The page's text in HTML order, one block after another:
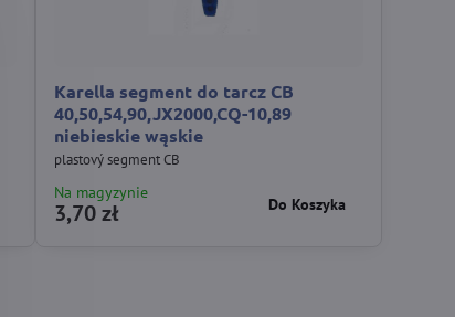
Karella segment do tarcz CB
40,50,54,90,JX2000,CQ-10,89
niebieskie wąskie
plastový segment CB
Na magyzynie
3,70 zł Do Koszyka